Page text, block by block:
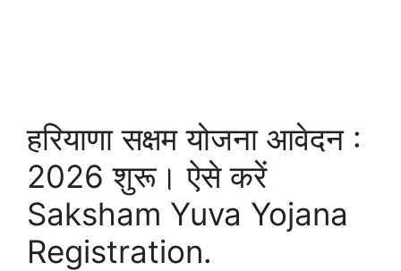
हरियाणा सक्षम योजना आवेदन :
2026 शुरू। ऐसे करें
Saksham Yuva Yojana
Registration.